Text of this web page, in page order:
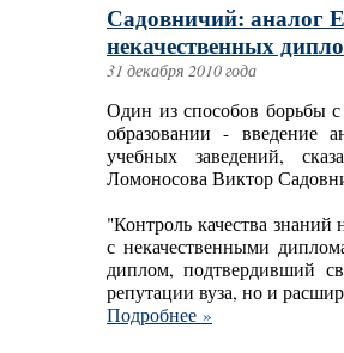
Садовничий: аналог
некачественных
31 декабря 2010 года
Один из способов борьбы
образовании - введение
учебных заведений,
Ломоносова Виктор
"Контроль качества
с некачественными
диплом, подтвердивший
репутации вуза, но и
Подробнее »